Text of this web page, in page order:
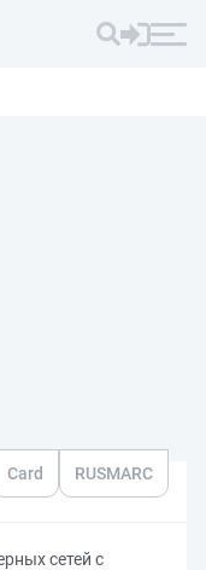
Card RUSMARC
сетей с